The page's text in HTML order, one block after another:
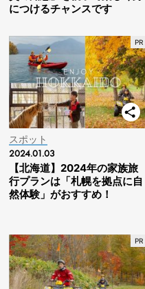
につけるチャンスです
スポット
2024.01.03
【北海道】2024年の家族旅
行プランは「札幌を拠点に自
然体験」がおすすめ！